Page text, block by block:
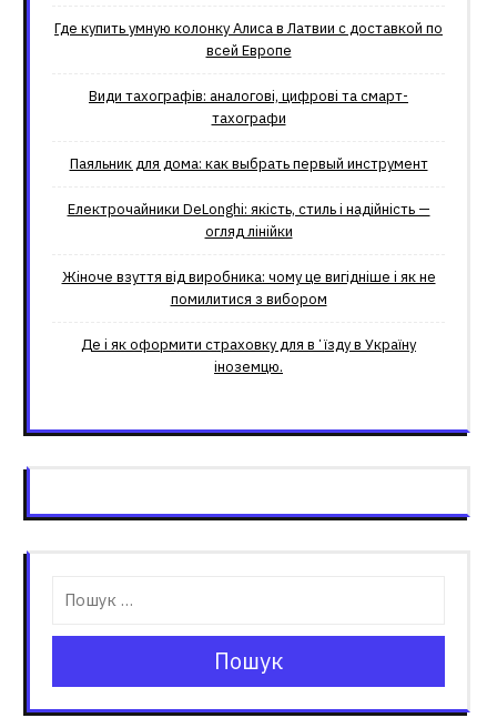
Где купить умную колонку Алиса в Латвии с доставкой по
всей Европе
Види тахографів: аналогові, цифрові та смарт-
тахографи
Паяльник для дома: как выбрать первый инструмент
Електрочайники DeLonghi: якість, стиль і надійність —
огляд лінійки
Жіноче взуття від виробника: чому це вигідніше і як не
помилитися з вибором
Де і як оформити страховку для вʼїзду в Україну
іноземцю.
Пошук